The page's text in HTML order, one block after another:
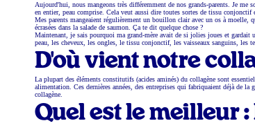
Aujourd'hui, nous mangeons très différemment de nos grands-parents. Je me
en entier, peau comprise. Cela veut aussi dire toutes sortes de tissu
Mes parents mangeaient régulièrement un bouillon clair avec un os à moelle,
écrasées dans la salade de saumon. Ça te dit quelque chose ?
Maintenant, je sais pourquoi ma grand-mère avait de si jolies joues et gardait
peau, les cheveux, les ongles, le tissu conjonctif, les vaisseaux sanguins, les
D'où vient notre
La plupart des éléments constitutifs (acides aminés) du collagène sont
alimentation. Ces dernières années, des entreprises qui fabriquaient déjà de
collagène.
Quel est le meilleur